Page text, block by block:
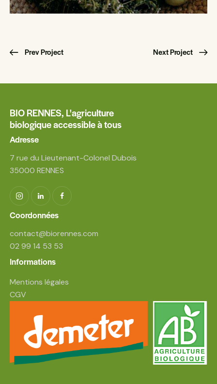
Prev Project Next Project
BIO RENNES, L'agriculture
biologique accessible à tous
Adresse
7 rue du Lieutenant-Colonel Dubois
35000 RENNES
Coordonnées
contact@biorennes.com
02 99 14 53 53
Informations
Mentions légales
CGV